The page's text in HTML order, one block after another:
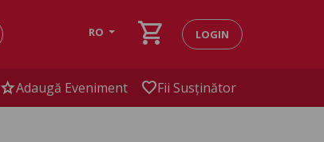
RO shopping_cart LOGIN
starAdaugă Eveniment favoriteFii Susținător